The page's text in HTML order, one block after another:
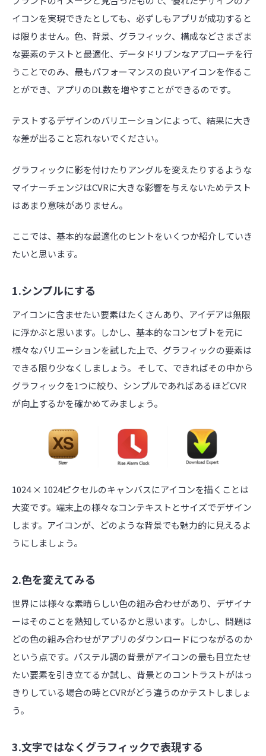
イコンを実現できたとしても、必ずしもアプリが成功すると
は限りません。色、背景、グラフィック、構成などさまざま
な要素のテストと最適化、データドリブンなアプローチを行
うことでのみ、最もパフォーマンスの良いアイコンを作るこ
とができ、アプリのDL数を増やすことができるのです。
テストするデザインのバリエーションによって、結果に大き
な差が出ること忘れないでください。
グラフィックに影を付けたりアングルを変えたりするような
マイナーチェンジはCVRに大きな影響を与えないためテスト
はあまり意味がありません。
ここでは、基本的な最適化のヒントをいくつか紹介していき
たいと思います。
1.シンプルにする
アイコンに含ませたい要素はたくさんあり、アイデアは無限
に浮かぶと思います。しかし、基本的なコンセプトを元に
様々なバリエーションを試した上で、グラフィックの要素は
できる限り少なくしましょう。 そして、できればその中から
グラフィックを1つに絞り、シンプルであればあるほどCVR
が向上するかを確かめてみましょう。
1024 × 1024ピクセルのキャンバスにアイコンを描くことは
大変です。端末上の様々なコンテキストとサイズでデザイン
します。アイコンが、どのような背景でも魅力的に見えるよ
うにしましょう。
2.色を変えてみる
世界には様々な素晴らしい色の組み合わせがあり、デザイナ
ーはそのことを熟知しているかと思います。しかし、問題は
どの色の組み合わせがアプリのダウンロードにつながるのか
という点です。パステル調の背景がアイコンの最も目立たせ
たい要素を引き立てるか試し、背景とのコントラストがはっ
きりしている場合の時とCVRがどう違うのかテストしましょ
う。
3.文字ではなくグラフィックで表現する